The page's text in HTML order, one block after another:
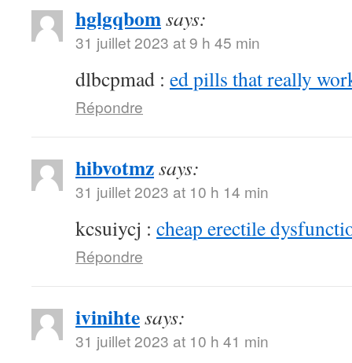
hglgqbomsays:
31 juillet 2023 at 9 h 45 min
dlbcpmad : ed pills that really
Répondre
hibvotmzsays:
31 juillet 2023 at 10 h 14 min
kcsuiycj : cheap erectile
Répondre
ivinihtesays:
31 juillet 2023 at 10 h 41 min